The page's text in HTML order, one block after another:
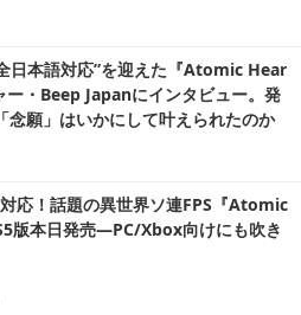
日本語対応”を迎えた『Atomic Hear
・Beep Japanにインタビュー。発
念願」はいかにして叶えられたのか
応！話題の異世界ソ連FPS『Atomic
版本日発売―PC/Xbox向けにも吹き